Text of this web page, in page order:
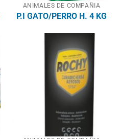
ANIMALES DE COMPAÑIA
P.I GATO/PERRO H. 4 KG